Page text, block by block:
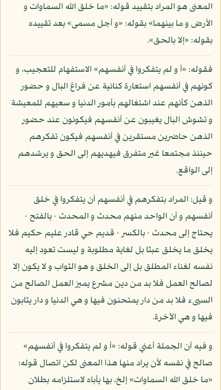
المعنى هو المراد بتقييد قوله: «ما خلق الله السماوات و
الأرض و ما بينهما» بقوله: «و أجل مسمى» بعد تقييده
بقوله: «إلا بالحق».
فقوله: «أ و لم يتفكروا في أنفسهم» الاستفهام للتعجيب، و
كونهم في أنفسهم استعارة كنائية عن فراغ البال و حضور
الذهن كأنهم عند اشتغالهم بأمور الدنيا و سعيهم للمعيشة
و تشوش البال يغيبون عن أنفسهم فيكونون عند حضور
الذهن حاضرين مستقرين في أنفسهم فيكون تفكرهم
حينئذ مجتمعا غير متفرق فيهديهم إلى الحق و يرشدهم
إلى الواقع.
و قيل: المراد بتفكرهم في أنفسهم أن يتفكروا في خلق
أنفسهم و أن الواحد منهم محدث و المحدث - بالفتح -
يحتاج إلى محدث - بالكسر - قديم حي قادر عليم حكيم فلا
يخلق ما يخلق عبثا بل لغاية مطلوبة و ليست تعود إليه
نفسه لغناء المطلق بل إلى الخلق و هو الثواب و لا يكون إلا
لصالح العمل فلا بد من دين مشرع يميز العمل الصالح من
السيىء فلا بد من دار يمتحنون فيها و هي الدنيا و دار يثابون
فيها و هي الآخرة.
و فيه أن الجملة أعني قوله: «أ و لم يتفكروا في أنفسهم»
صالح في نفسه لأن يراد منها هذا المعنى لكن اتصال قوله:
«ما خلق الله السماوات» إلخ، بها يأباه لاستلزامه بطلان